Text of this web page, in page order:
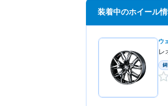
装着中のホイール
ウ
レ